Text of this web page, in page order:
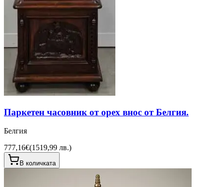
Паркетен часовник от орех внос от Белгия.
Белгия
777,16€(1519,99 лв.)
В количката